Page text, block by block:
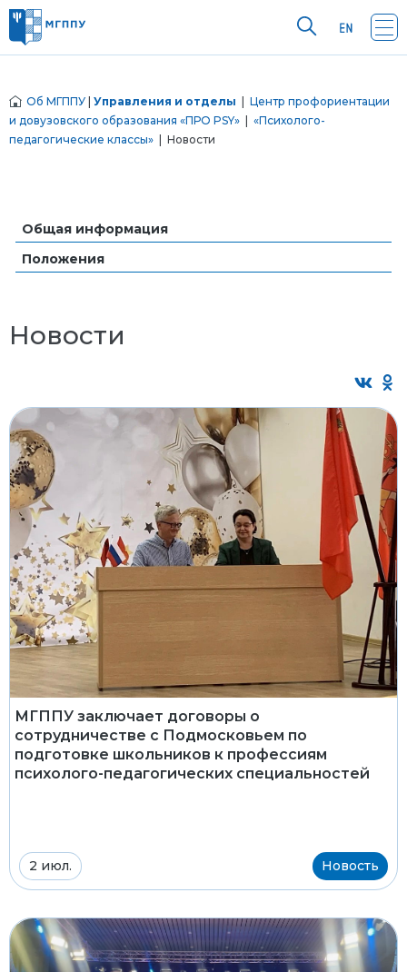
Об МГППУ Управления и отделы
Центр профориентации
и довузовского образования «ПРО PSY»
«Психолого-
педагогические классы» | Новости
Общая информация
Положения
Новости
МГППУ заключает договоры о
сотрудничестве с Подмосковьем по
подготовке школьников к профессиям
психолого-педагогических специальностей
2 июл. Новость